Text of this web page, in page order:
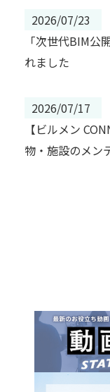
2026/07/23
「次世代BIM公
れました
2026/07/17
【ビルメン
物・施設のメン